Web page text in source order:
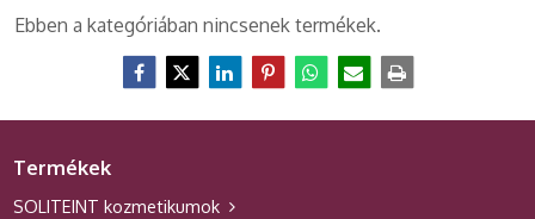
Ebben a kategóriában nincsenek termékek.
Termékek
SOLITEINT kozmetikumok